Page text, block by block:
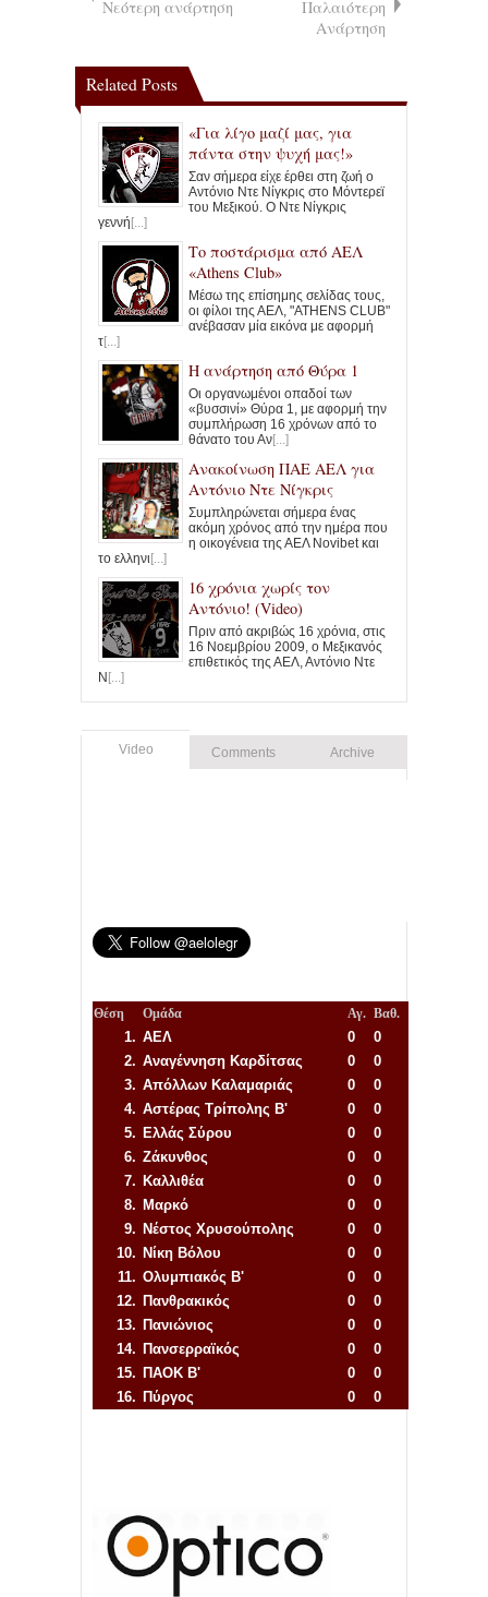
Νεότερη ανάρτηση
Παλαιότερη
Ανάρτηση
Related Posts
«Για λίγο μαζί μας, για
πάντα στην ψυχή μας!»
Σαν σήμερα είχε έρθει στη ζωή ο
Αντόνιο Ντε Νίγκρις στο Μόντερεϊ
του Μεξικού. Ο Ντε Νίγκρις
γεννή [...]
Το ποστάρισμα από ΑΕΛ
«Athens Club»
Μέσω της επίσημης σελίδας τους,
οι φίλοι της ΑΕΛ, "ATHENS CLUB"
ανέβασαν μία εικόνα με αφορμή
τ[...]
Η ανάρτηση από Θύρα 1
Οι οργανωμένοι οπαδοί των
«βυσσινί» Θύρα 1, με αφορμή την
συμπλήρωση 16 χρόνων από το
θάνατο του Αν[...]
Ανακοίνωση ΠΑΕ ΑΕΛ για
Αντόνιο Ντε Νίγκρις
Συμπληρώνεται σήμερα ένας
ακόμη χρόνος από την ημέρα που
η οικογένεια της ΑΕΛ Novibet και
το ελληνι [...]
16 χρόνια χωρίς τον
Αντόνιο! (Video)
Πριν από ακριβώς 16 χρόνια, στις
16 Νοεμβρίου 2009, ο Μεξικανός
επιθετικός της ΑΕΛ, Αντόνιο Ντε
Ν [...]
Video Comments Archive
Θέση Ομάδα Αγ. Βαθ.
1. ΑΕΛ 0
0
2. Αναγέννηση Καρδίτσας 0
0
3. Απόλλων Καλαμαριάς 0
0
4. Αστέρας Τρίπολης Β' 0
0
5. Ελλάς Σύρου 0
0
6. Ζάκυνθος 0
0
7. Καλλιθέα 0
0
8. Μαρκό 0
0
9. Νέστος Χρυσούπολης 0
0
10. Νίκη Βόλου 0
0
11. Ολυμπιακός Β' 0
0
12. Πανθρακικός 0
0
13. Πανιώνιος 0
0
14. Πανσερραϊκός 0
0
15. ΠΑΟΚ Β' 0
0
16. Πύργος 0
0